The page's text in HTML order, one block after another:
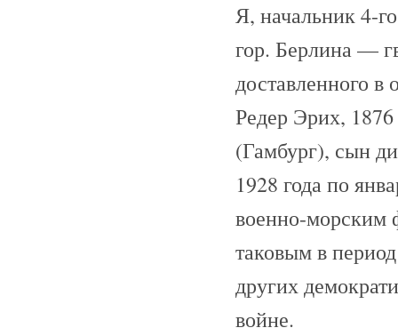
Я, начальник 4-
гор. Берлина —
доставленного в
Редер Эрих,
(Гамбург), сын
1928 года по
военно-морским
таковым в
других
войне.